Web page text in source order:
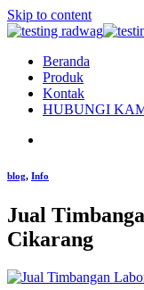
Skip to content
Beranda
Produk
Kontak
HUBUNGI
blog, Info
Jual
Cikarang